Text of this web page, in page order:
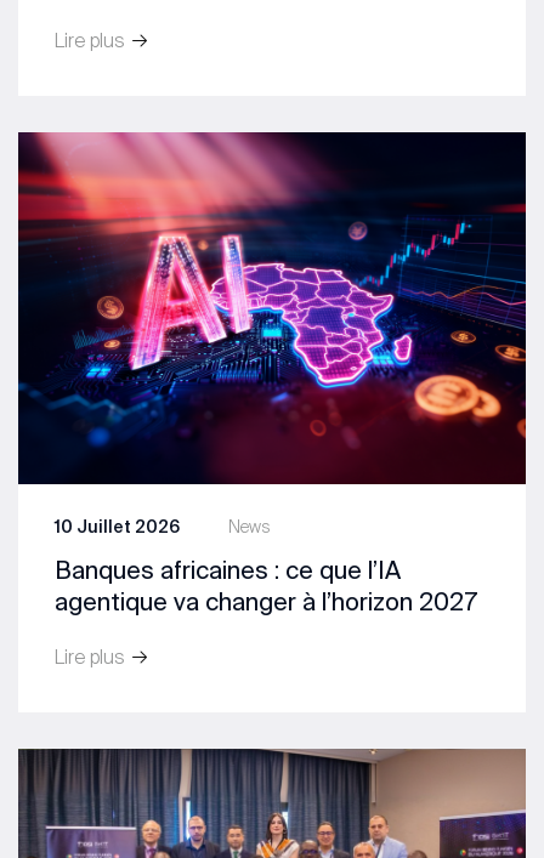
Lire plus
News
10 Juillet 2026
Banques africaines : ce que l’IA
agentique va changer à l’horizon 2027
Lire plus